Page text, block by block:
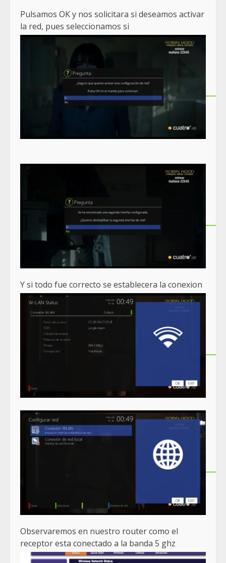
Pulsamos OK y nos solicitara si deseamos activar
la red, pues seleccionamos si
Y si todo fue correcto se establecera la conexion
Observaremos en nuestro router como el
receptor esta conectado a la banda 5 ghz